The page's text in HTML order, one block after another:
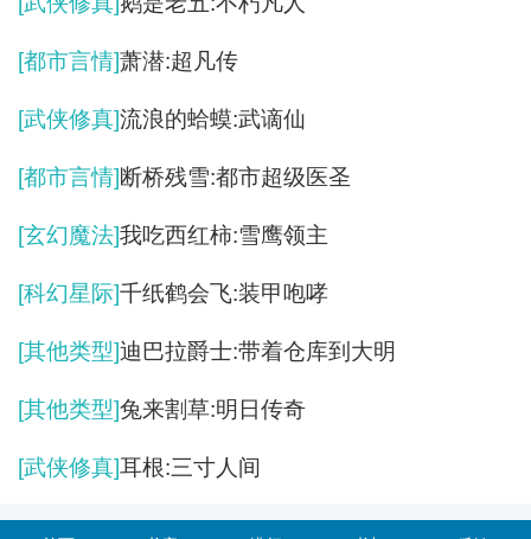
[都市言情]萧潜:超凡传
[武侠修真]流浪的蛤蟆:武谪仙
[都市言情]断桥残雪:都市超级医圣
[玄幻魔法]我吃西红柿:雪鹰领主
[科幻星际]千纸鹤会飞:装甲咆哮
[其他类型]迪巴拉爵士:带着仓库到大明
[其他类型]兔来割草:明日传奇
[武侠修真]耳根:三寸人间